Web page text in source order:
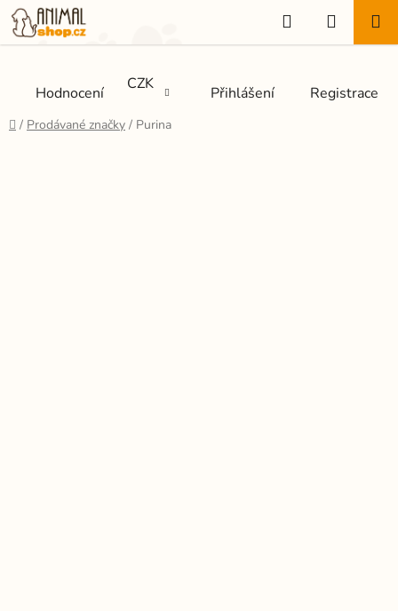
Přejít
na
obsah
Hodnocení CZK Přihlášení Registrace
Hledat
KOŠÍK
Domů
/ Prodávané značky / Purina